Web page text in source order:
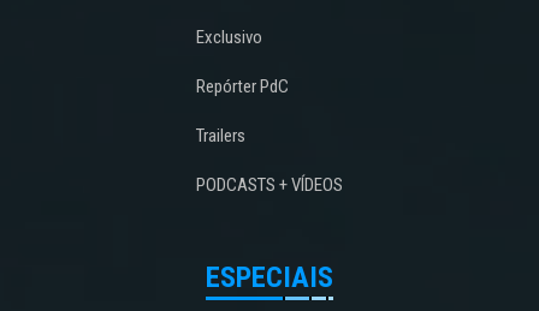
Exclusivo
Repórter PdC
Trailers
PODCASTS + VÍDEOS
ESPECIAIS